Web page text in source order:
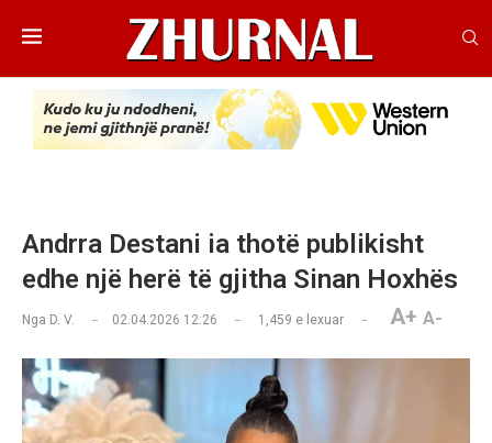
Andrra Destani ia thotë publikisht
edhe një herë të gjitha Sinan Hoxhës
Nga D. V. 02.04.2026 12:26 1,459 e lexuar A+ A-